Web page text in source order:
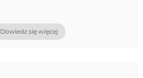
Dowiedz się więcej